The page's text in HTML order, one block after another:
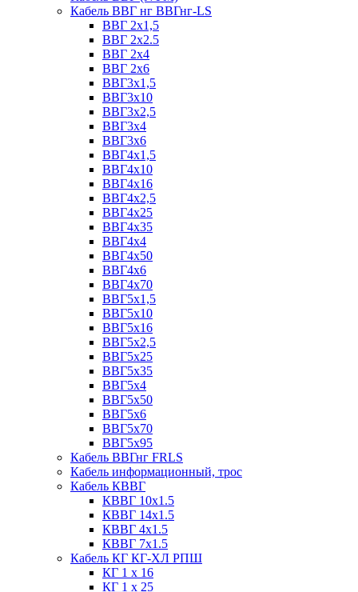
Кабель ВВГ нг ВВГнг-LS
ВВГ 2х1,5
ВВГ 2х2.5
ВВГ 2х4
ВВГ 2х6
ВВГ3х1,5
ВВГ3х10
ВВГ3х2,5
ВВГ3х4
ВВГ3х6
ВВГ4х1,5
ВВГ4х10
ВВГ4х16
ВВГ4х2,5
ВВГ4х25
ВВГ4х35
ВВГ4х4
ВВГ4х50
ВВГ4х6
ВВГ4х70
ВВГ5х1,5
ВВГ5х10
ВВГ5х16
ВВГ5х2,5
ВВГ5х25
ВВГ5х35
ВВГ5х4
ВВГ5х50
ВВГ5х6
ВВГ5х70
ВВГ5х95
Кабель ВВГнг FRLS
Кабель информационный, трос
Кабель КВВГ
КВВГ 10х1.5
КВВГ 14х1.5
КВВГ 4х1.5
КВВГ 7х1.5
Кабель КГ КГ-ХЛ РПШ
КГ 1 х 16
КГ 1 х 25